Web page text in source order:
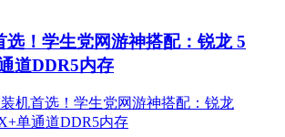
选！学生党网游神搭配：锐龙 5
道DDR5内存